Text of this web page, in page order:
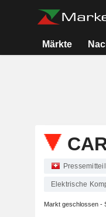
Märkte
Elektrische
Markt geschlossen -